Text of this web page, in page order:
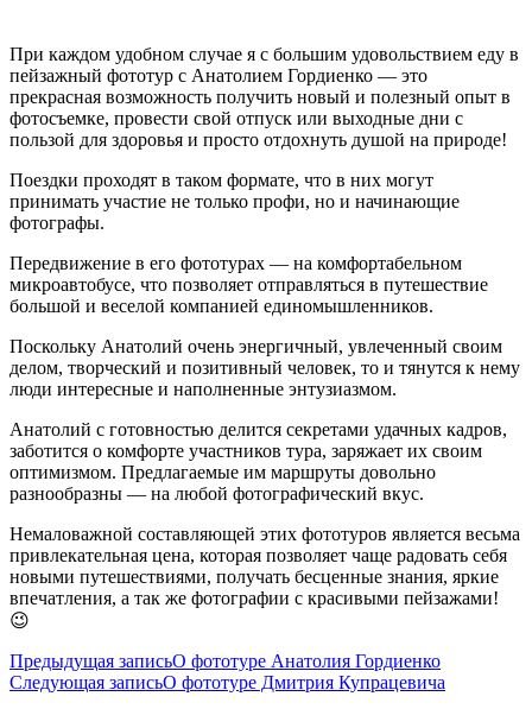
При каждом удобном случае я с большим удовольствием еду в
пейзажный фототур с Анатолием Гордиенко — это
прекрасная возможность получить новый и полезный опыт в
фотосъемке, провести свой отпуск или выходные дни с
пользой для здоровья и просто отдохнуть душой на природе!
Поездки проходят в таком формате, что в них могут
принимать участие не только профи, но и начинающие
фотографы.
Передвижение в его фототурах — на комфортабельном
микроавтобусе, что позволяет отправляться в путешествие
большой и веселой компанией единомышленников.
Поскольку Анатолий очень энергичный, увлеченный своим
делом, творческий и позитивный человек, то и тянутся к нему
люди интересные и наполненные энтузиазмом.
Анатолий с готовностью делится секретами удачных кадров,
заботится о комфорте участников тура, заряжает их своим
оптимизмом. Предлагаемые им маршруты довольно
разнообразны — на любой фотографический вкус.
Немаловажной составляющей этих фототуров является весьма
привлекательная цена, которая позволяет чаще радовать себя
новыми путешествиями, получать бесценные знания, яркие
впечатления, а так же фотографии с красивыми пейзажами!
😉
Предыдущая записьО фототуре Анатолия Гордиенко
Следующая записьО фототуре Дмитрия Купрацевича